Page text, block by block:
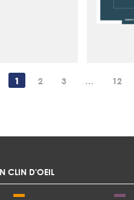
1 2 3 … 12
CLIN D'OEIL